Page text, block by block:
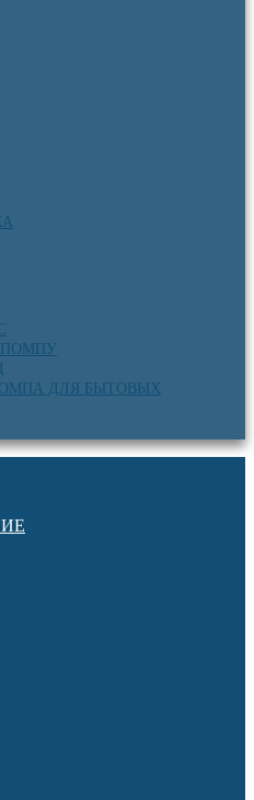
ДЛЯ БЫТОВЫХ